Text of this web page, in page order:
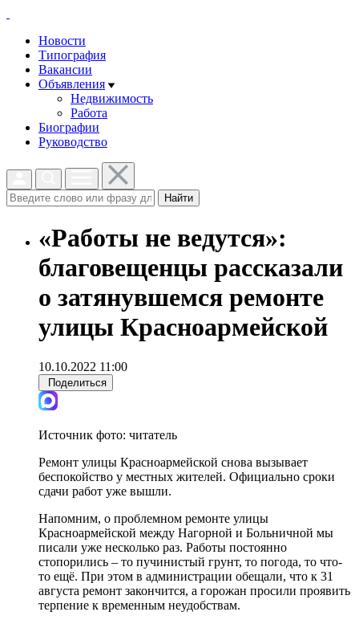
Новости
Типография
Вакансии
Объявления
Недвижимость
Работа
Биографии
Руководство
Найти
«Работы не ведутся»:
благовещенцы рассказали
о затянувшемся ремонте
улицы Красноармейской
10.10.2022 11:00
Поделиться
Источник фото: читатель
Ремонт улицы Красноармейской снова вызывает
беспокойство у местных жителей. Официально сроки
сдачи работ уже вышли.
Напомним, о проблемном ремонте улицы
Красноармейской между Нагорной и Больничной мы
писали уже несколько раз. Работы постоянно
стопорились – то пучинистый грунт, то погода, то что-
то ещё. При этом в администрации обещали, что к 31
августа ремонт закончится, а горожан просили проявить
терпение к временным неудобствам.